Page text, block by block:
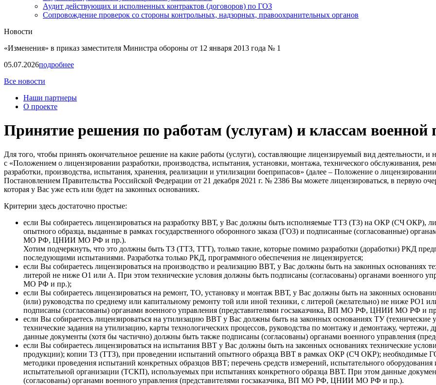
Аудит действующих и исполненных контрактов (договоров) по ГОЗ
Cопровождение проверок со стороны контрольных, надзорных, правоохранительных органов
Новости
«Изменения» в приказ заместителя Министра обороны от 12 января 2013 года № 1
05.07.2026подробнее
Все новости
Наши партнеры
О проекте
Принятие решения по работам (услугам) и классам военной
Для того, чтобы принять окончательное решение на какие работы (услуги), составляющие лицензируемый вид деятельности, и
с «Положением о лицензировании разработки, производства, испытания, установки, монтажа, технического обслуживания,
разработки, производства, испытания, хранения, реализации и утилизации боеприпасов» (далее – Положение о
Постановлением Правительства Российской Федерации от 21 декабря 2021 г. № 2386 Вы можете лицензироваться, в первую
которая у Вас уже есть или будет на законных основаниях.
Критерии здесь достаточно простые:
если Вы собираетесь лицензироваться на разработку ВВТ, у Вас должны быть исполняемые ТТЗ (ТЗ) на ОКР (СЧ ОКР),
опытного образца, выданные в рамках государственного оборонного заказа (ГОЗ) и подписанные (согласованные)
МО РФ, ЦНИИ МО РФ и пр.).
Хотим подчеркнуть, что это должны быть ТЗ (ТТЗ, ТТТ), только такие, которые помимо разработки (доработки) РКД
последующими испытаниями. Разработка только РКД, программного обеспечения не лицензируется;
если Вы собираетесь лицензироваться на производство и реализацию ВВТ, у Вас должны быть на законных основаниях
литерой не ниже О1 или А. При этом технические условия должны быть подписаны (согласованы) органами военного
МО РФ и пр.);
если Вы собираетесь лицензироваться на ремонт, ТО, установку и монтаж ВВТ, у Вас должны быть на законных
(или) руководства по среднему или капитальному ремонту той или иной техники, с литерой (желательно) не ниже
подписаны (согласованы) органами военного управления (представителями госзаказчика, ВП МО РФ, ЦНИИ МО РФ и
если Вы собираетесь лицензироваться на утилизацию ВВТ у Вас должны быть на законных основаниях ТУ (технические
технические задания на утилизацию, карты технологических процессов, руководства по монтажу и демонтажу, чертежи,
данные документы (хотя бы частично) должны быть также подписаны (согласованы) органами военного управления
если Вы собираетесь лицензироваться на испытания ВВТ у Вас должны быть на законных основаниях технические
продукции); копии ТЗ (ТТЗ), при проведении испытаний опытного образца ВВТ в рамках ОКР (СЧ ОКР);
методики проведения испытаний конкретных образцов ВВТ; перечень средств измерений, испытательного
испытательной организации (ТСКП), используемых при испытаниях конкретного образца ВВТ. При этом данные
(согласованы) органами военного управления (представителями госзаказчика, ВП МО РФ, ЦНИИ МО РФ и пр.).